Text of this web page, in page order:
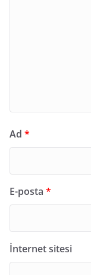
Ad *
E-posta *
İnternet sitesi